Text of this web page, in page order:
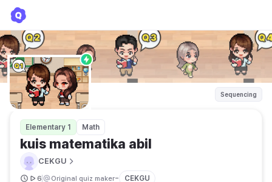
Sequencing
Elementary 1 Math
kuis matematika abil
CEKGU
6 Original quiz maker- CEKGU